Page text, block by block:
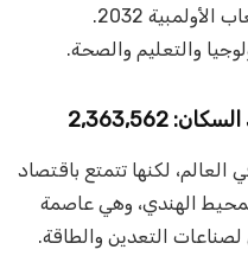
البنية التحتية استعدادًا لدورة الألعاب الأولمبية 2032.
والتعليم والصحة.
لكنها تتمتع باقتصاد
الهندي، وهي عاصمة
لصناعات التعدين والطاقة.